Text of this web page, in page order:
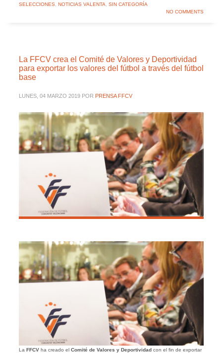
SELECCIONES, NOTICIAS VALENTA
SIN CATEGORÍA
NO COMMENTS
La FFCV crea el Comité de Valores y Deportividad
para exportar los valores del fútbol a través del fútbol
base
LUNES, 04 MARZO 2019 POR PRENSA FFCV
La FFCVha creado el Comité de Valores y Deportividadcon el fin de exportar